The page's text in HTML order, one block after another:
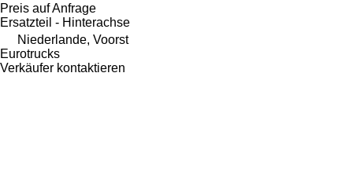
Preis auf Anfrage
Ersatzteil - Hinterachse
Niederlande, Voorst
Eurotrucks
Verkäufer kontaktieren